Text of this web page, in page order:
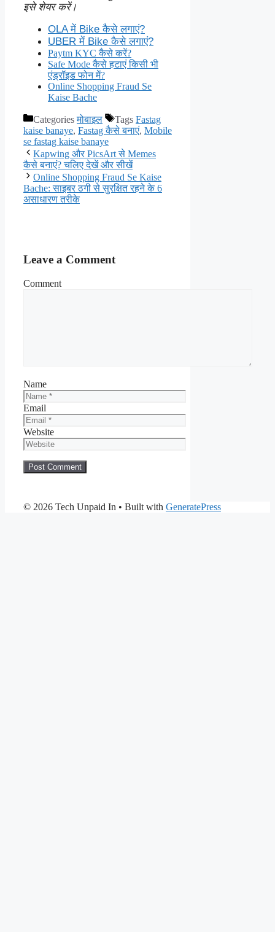
इसे शेयर करें।
OLA में Bike कैसे लगाएं?
UBER में Bike कैसे लगाएं?
Paytm KYC कैसे करें?
Safe Mode कैसे हटाएं किसी भी
एंड्रॉइड फोन में?
Online Shopping Fraud Se
Kaise Bache
Categoriesमोबाइल Tags Fastag
kaise banaye, Fastag कैसे बनाएं, Mobile
se fastag kaise banaye
Kapwing और PicsArt से Memes
कैसे बनाएं? चलिए देखें और सीखें
Online Shopping Fraud Se Kaise
Bache: साइबर ठगी से सुरक्षित रहने के 6
असाधारण तरीके
Leave a Comment
Comment
Name
Email
Website
© 2026 Tech Unpaid In • Built with GeneratePress